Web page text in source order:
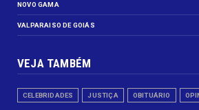
- Edição Impressa -